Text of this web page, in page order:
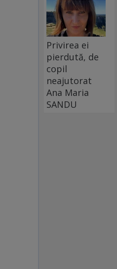
Privirea ei
pierdută, de
copil
neajutorat
Ana Maria
SANDU